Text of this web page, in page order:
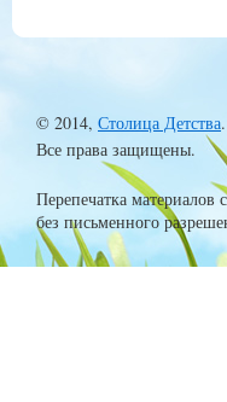
© 2014, Столица Детства.
Все права защищены.
Перепечатка материалов
без письменного